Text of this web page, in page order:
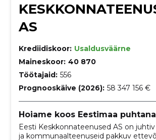
AS
Krediidiskoor: Usaldusväärne
Maineskoor: 40 870
Töötajaid: 556
Prognooskäive (2026): 58 347 156 €
Hoiame koos Eestimaa
Eesti Keskkonnateenused AS on
ja kommunaalteenuseid pakkuv